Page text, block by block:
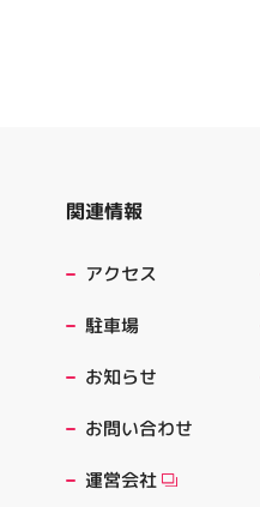
関連情報
アクセス
駐車場
お知らせ
お問い合わせ
運営会社